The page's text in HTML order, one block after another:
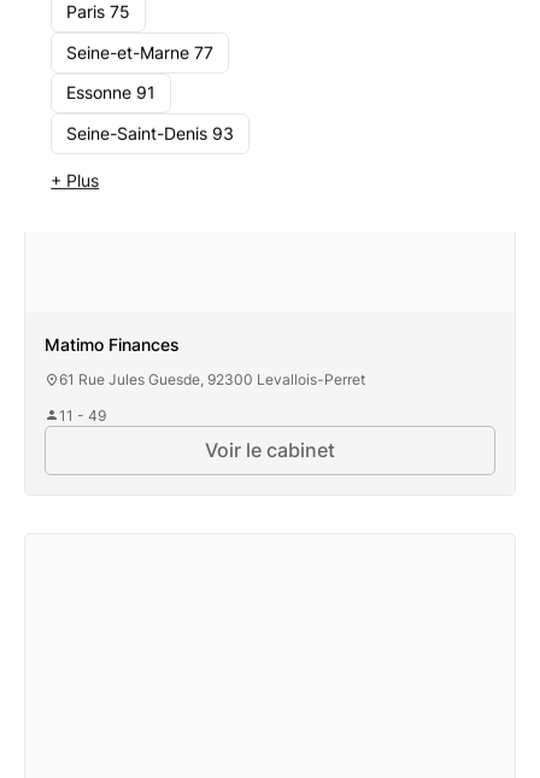
Paris 75
Seine-et-Marne 77
Essonne 91
Seine-Saint-Denis 93
+ Plus
Matimo Finances
61 Rue Jules Guesde, 92300 Levallois-Perret
11 - 49
Voir le cabinet